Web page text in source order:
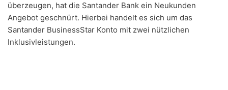
überzeugen, hat die Santander Bank ein Neukunden
Angebot geschnürt. Hierbei handelt es sich um das
Santander BusinessStar Konto mit zwei nützlichen
Inklusivleistungen.